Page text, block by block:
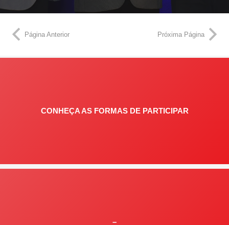
Página Anterior Próxima Página
CONHEÇA AS FORMAS DE PARTICIPAR
–